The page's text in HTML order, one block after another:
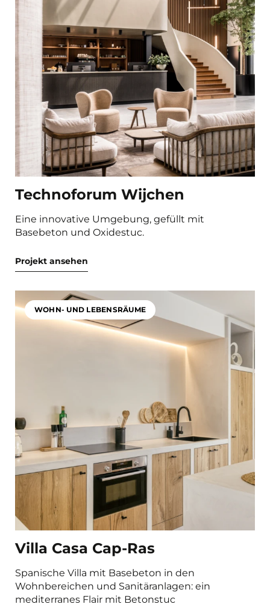
Technoforum Wijchen
Eine innovative Umgebung, gefüllt mit
Basebeton und Oxidestuc.
Projekt ansehen
WOHN- UND LEBENSRÄUME
Villa Casa Cap-Ras
Spanische Villa mit Basebeton in den
Wohnbereichen und Sanitäranlagen: ein
mediterranes Flair mit Betonstuc